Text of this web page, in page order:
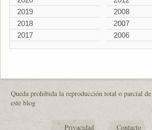
2019
2018
2017
2008
2007
2006
Queda prohibida la reproducción total o parcial
este blog
Privacidad Contacto